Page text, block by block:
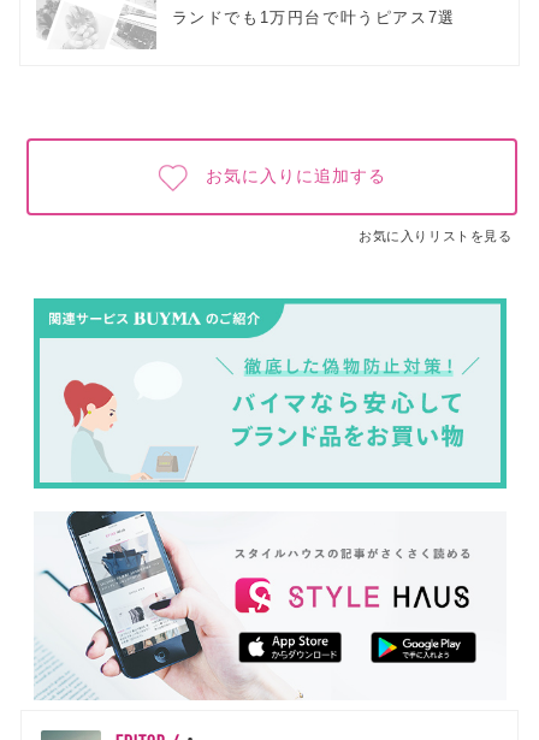
ランドでも1万円台で叶うピアス7選
お気に入りに追加する
お気に入りリストを見る